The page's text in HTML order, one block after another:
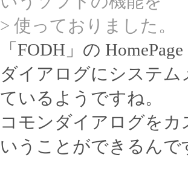
> 使っておりました。
「FODH」の
ダイアログにシステ
ているようですね。
コモンダイアログを
いうことができるんで